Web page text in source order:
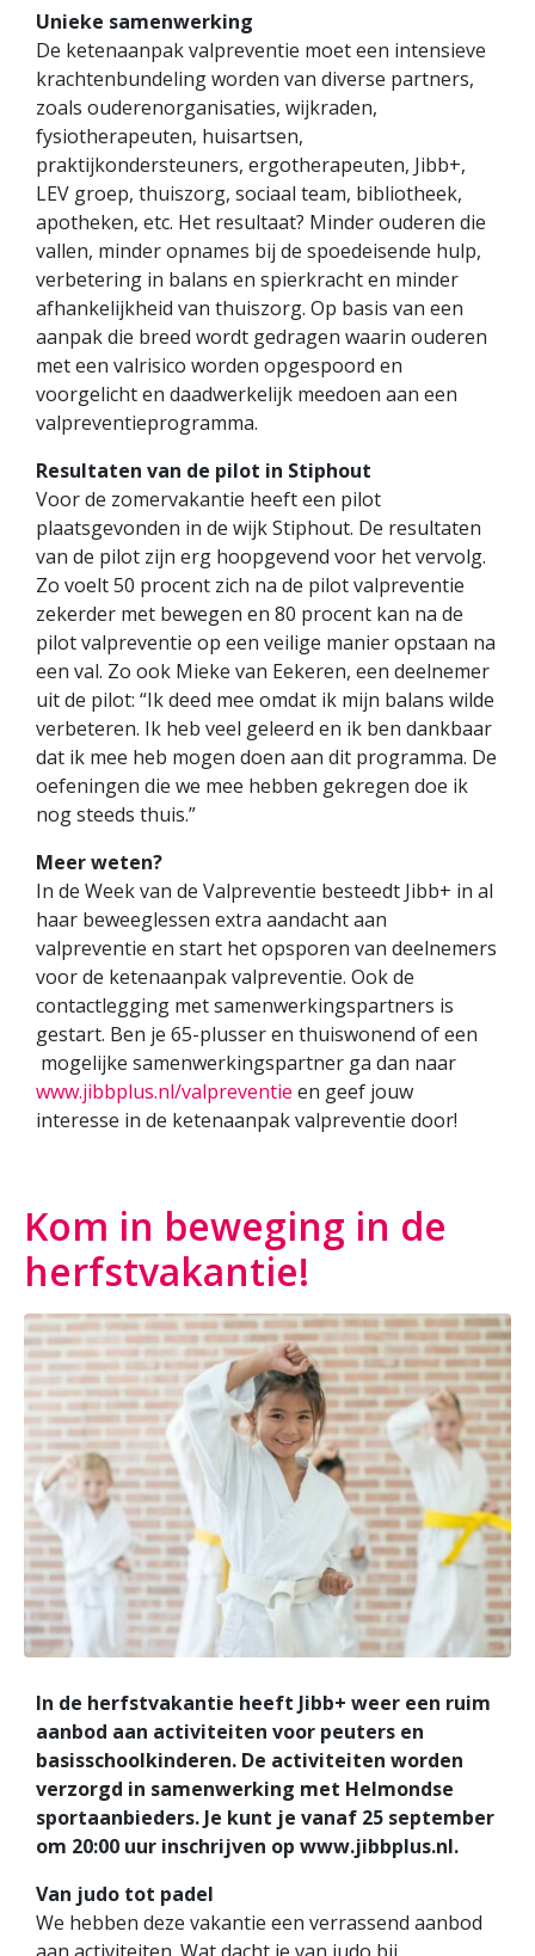
Unieke samenwerking
De ketenaanpak valpreventie moet een intensieve
krachtenbundeling worden van diverse partners,
zoals ouderenorganisaties, wijkraden,
fysiotherapeuten, huisartsen,
praktijkondersteuners, ergotherapeuten, Jibb+,
LEV groep, thuiszorg, sociaal team, bibliotheek,
apotheken, etc. Het resultaat? Minder ouderen die
vallen, minder opnames bij de spoedeisende hulp,
verbetering in balans en spierkracht en minder
afhankelijkheid van thuiszorg. Op basis van een
aanpak die breed wordt gedragen waarin ouderen
met een valrisico worden opgespoord en
voorgelicht en daadwerkelijk meedoen aan een
valpreventieprogramma.
Resultaten van de pilot in Stiphout
Voor de zomervakantie heeft een pilot
plaatsgevonden in de wijk Stiphout. De resultaten
van de pilot zijn erg hoopgevend voor het vervolg.
Zo voelt 50 procent zich na de pilot valpreventie
zekerder met bewegen en 80 procent kan na de
pilot valpreventie op een veilige manier opstaan na
een val. Zo ook Mieke van Eekeren, een deelnemer
uit de pilot: “Ik deed mee omdat ik mijn balans wilde
verbeteren. Ik heb veel geleerd en ik ben dankbaar
dat ik mee heb mogen doen aan dit programma. De
oefeningen die we mee hebben gekregen doe ik
nog steeds thuis.”
Meer weten?
In de Week van de Valpreventie besteedt Jibb+ in al
haar beweeglessen extra aandacht aan
valpreventie en start het opsporen van deelnemers
voor de ketenaanpak valpreventie. Ook de
contactlegging met samenwerkingspartners is
gestart. Ben je 65-plusser en thuiswonend of een
mogelijke samenwerkingspartner ga dan naar
www.jibbplus.nl/valpreventie en geef jouw
interesse in de ketenaanpak valpreventie door!
Kom in beweging in de
herfstvakantie!
In de herfstvakantie heeft Jibb+ weer een ruim
aanbod aan activiteiten voor peuters en
basisschoolkinderen. De activiteiten worden
verzorgd in samenwerking met Helmondse
sportaanbieders. Je kunt je vanaf 25 september
om 20:00 uur inschrijven op www.jibbplus.nl.
Van judo tot padel
We hebben deze vakantie een verrassend aanbod